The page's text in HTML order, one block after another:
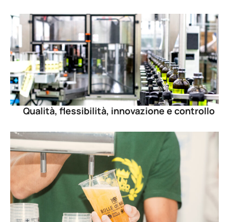
Qualità, flessibilità, innovazione e controllo